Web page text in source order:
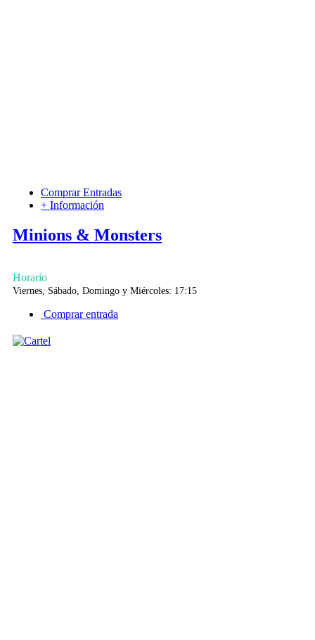
Comprar Entradas
+ Información
Minions & Monsters
Horario
Viernes, Sábado, Domingo y Miércoles: 17:15
Comprar entrada